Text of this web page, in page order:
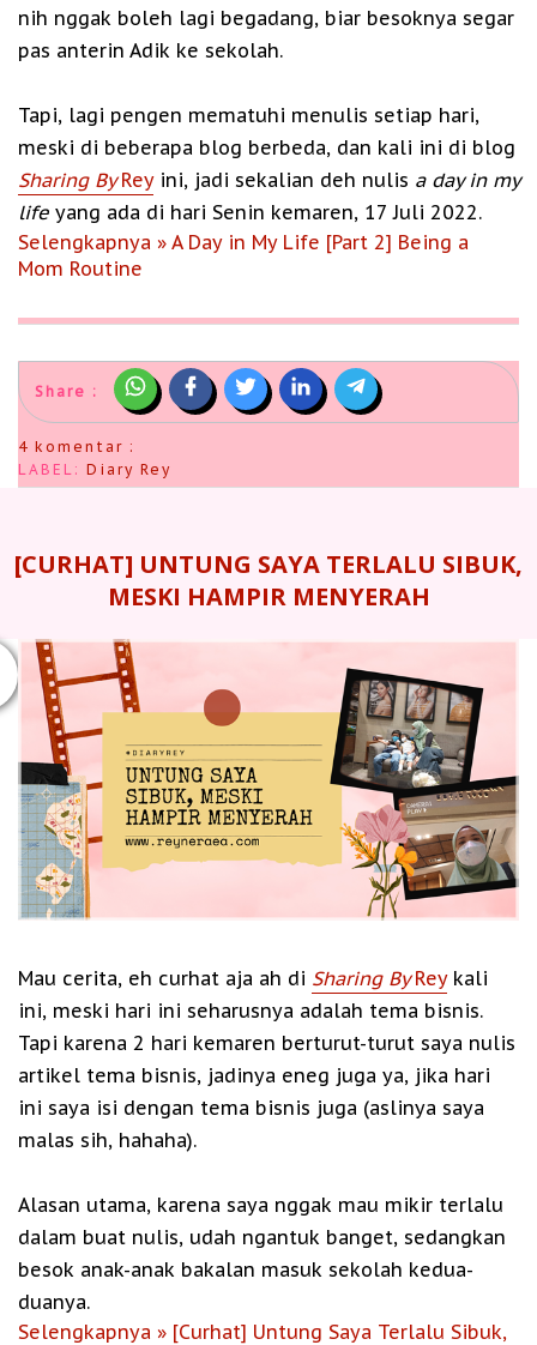
nih nggak boleh lagi begadang, biar besoknya segar
pas anterin Adik ke sekolah.
Tapi, lagi pengen mematuhi menulis setiap hari,
meski di beberapa blog berbeda, dan kali ini di blog
Sharing ByReyini, jadi sekalian deh nulis a day in my
life yang ada di hari Senin kemaren, 17 Juli 2022.
Selengkapnya » A Day in My Life [Part 2] Being a
Mom Routine
Share :
4 komentar :
LABEL: Diary Rey
[CURHAT] UNTUNG SAYA TERLALU SIBUK,
MESKI HAMPIR MENYERAH
Mau cerita, eh curhat aja ah di Sharing ByReykali
ini, meski hari ini seharusnya adalah tema bisnis.
Tapi karena 2 hari kemaren berturut-turut saya nulis
artikel tema bisnis, jadinya eneg juga ya, jika hari
ini saya isi dengan tema bisnis juga (aslinya saya
malas sih, hahaha).
Alasan utama, karena saya nggak mau mikir terlalu
dalam buat nulis, udah ngantuk banget, sedangkan
besok anak-anak bakalan masuk sekolah kedua-
duanya.
Selengkapnya » [Curhat] Untung Saya Terlalu Sibuk,